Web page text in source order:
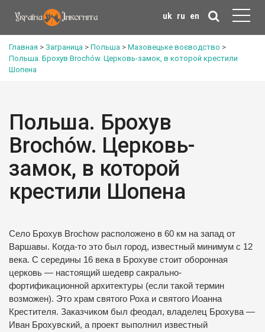
uk ru en
Главная > Заграница > Польша > Мазовецьке воєводство >
Польша. Брохув Brochów. Церковь-замок, в которой крестили
Шопена
Польша. Брохув
Brochów. Церковь-
замок, в которой
крестили Шопена
Село Брохув Brochow расположено в 60 км на запад от
Варшавы. Когда-то это был город, известный минимум с 12
века. С середины 16 века в Брохуве стоит оборонная
церковь — настоящий шедевр сакрально-
фортификационной архитектуры (если такой термин
возможен). Это храм святого Роха и святого Иоанна
Крестителя. Заказчиком был феодал, владелец Брохува —
Иван Брохувский, а проект выполнил известный